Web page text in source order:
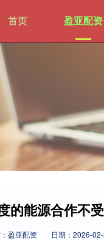
首页 盈亚配资
的能源合作不
盈亚配资 日期：2026-